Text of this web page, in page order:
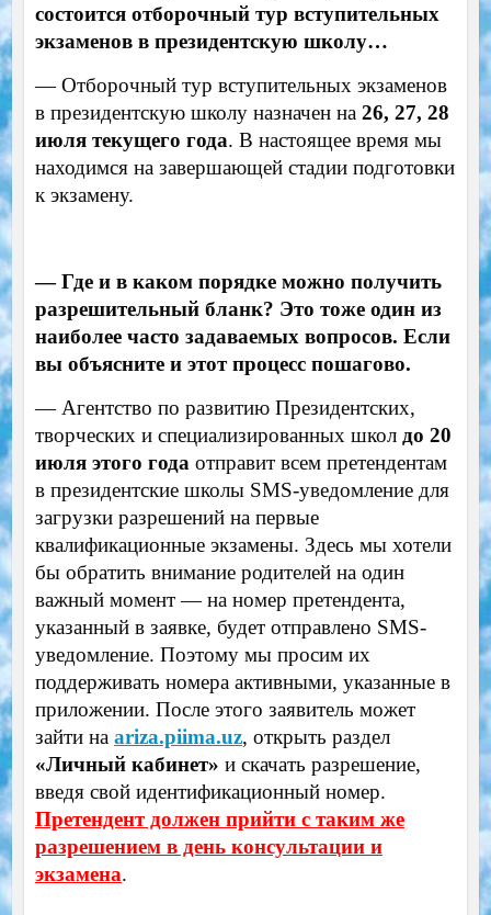
состоится отборочный тур вступительных
экзаменов в президентскую школу…
— Отборочный тур вступительных экзаменов
в президентскую школу назначен на 26, 27, 28
июля текущего года. В настоящее время мы
находимся на завершающей стадии подготовки
к экзамену.
— Где и в каком порядке можно получить
разрешительный бланк? Это тоже один из
наиболее часто задаваемых вопросов. Если
вы объясните и этот процесс пошагово.
— Агентство по развитию Президентских,
творческих и специализированных школ до 20
июля этого года отправит всем претендентам
в президентские школы SMS-уведомление для
загрузки разрешений на первые
квалификационные экзамены. Здесь мы хотели
бы обратить внимание родителей на один
важный момент — на номер претендента,
указанный в заявке, будет отправлено SMS-
уведомление. Поэтому мы просим их
поддерживать номера активными, указанные в
приложении. После этого заявитель может
зайти на ariza.piima.uz, открыть раздел
«Личный кабинет» и скачать разрешение,
введя свой идентификационный номер.
Претендент должен прийти с таким же
разрешением в день консультации и
экзамена.